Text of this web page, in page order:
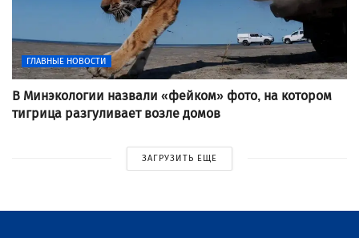
ГЛАВНЫЕ НОВОСТИ
В Минэкологии назвали «фейком» фото, на котором
тигрица разгуливает возле домов
ЗАГРУЗИТЬ ЕЩЕ